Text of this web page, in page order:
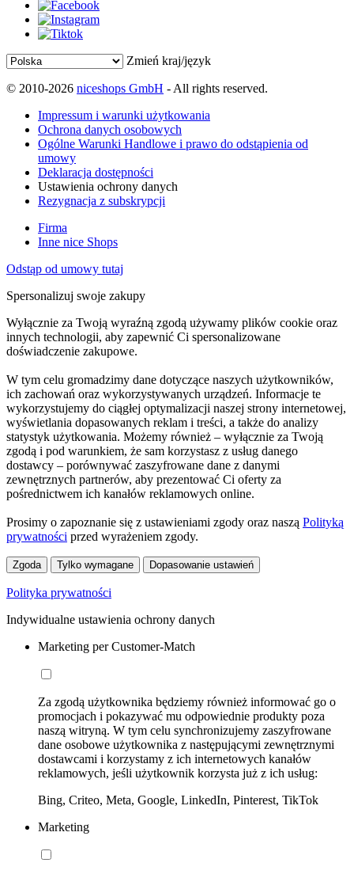
Zmień kraj/język
© 2010-2026 niceshops GmbH - All rights reserved.
Impressum i warunki użytkowania
Ochrona danych osobowych
Ogólne Warunki Handlowe i prawo do odstąpienia od
umowy
Deklaracja dostępności
Ustawienia ochrony danych
Rezygnacja z subskrypcji
Firma
Inne nice Shops
Odstąp od umowy tutaj
Spersonalizuj swoje zakupy
Wyłącznie za Twoją wyraźną zgodą używamy plików cookie oraz
innych technologii, aby zapewnić Ci spersonalizowane
doświadczenie zakupowe.
W tym celu gromadzimy dane dotyczące naszych użytkowników,
ich zachowań oraz wykorzystywanych urządzeń. Informacje te
wykorzystujemy do ciągłej optymalizacji naszej strony internetowej,
wyświetlania dopasowanych reklam i treści, a także do analizy
statystyk użytkowania. Możemy również – wyłącznie za Twoją
zgodą i pod warunkiem, że sam korzystasz z usług danego
dostawcy – porównywać zaszyfrowane dane z danymi
zewnętrznych partnerów, aby prezentować Ci oferty za
pośrednictwem ich kanałów reklamowych online.
Prosimy o zapoznanie się z ustawieniami zgody oraz naszą Polityką
prywatności przed wyrażeniem zgody.
Zgoda Tylko wymagane Dopasowanie ustawień
Polityka prywatności
Indywidualne ustawienia ochrony danych
Marketing per Customer-Match
Za zgodą użytkownika będziemy również informować go o
promocjach i pokazywać mu odpowiednie produkty poza
naszą witryną. W tym celu synchronizujemy zaszyfrowane
dane osobowe użytkownika z następującymi zewnętrznymi
dostawcami i korzystamy z ich internetowych kanałów
reklamowych, jeśli użytkownik korzysta już z ich usług:
Bing, Criteo, Meta, Google, LinkedIn, Pinterest, TikTok
Marketing